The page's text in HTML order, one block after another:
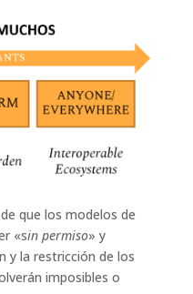
que los modelos de
«sin permiso» y
y la restricción de los
imposibles o